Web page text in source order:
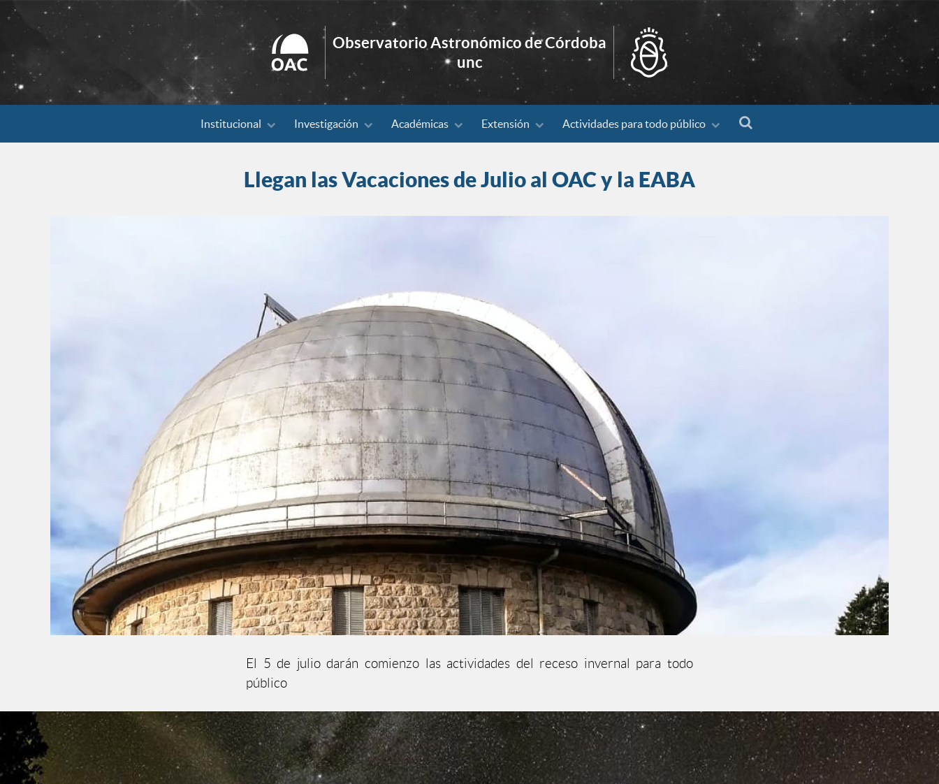
Observatorio Astronómico de Córdoba
unc
Institucional Investigación Académicas Extensión Actividades para todo público
Search
Llegan las Vacaciones de Julio al OAC y la EABA
El 5 de julio darán comienzo las actividades del receso invernal para todo
público